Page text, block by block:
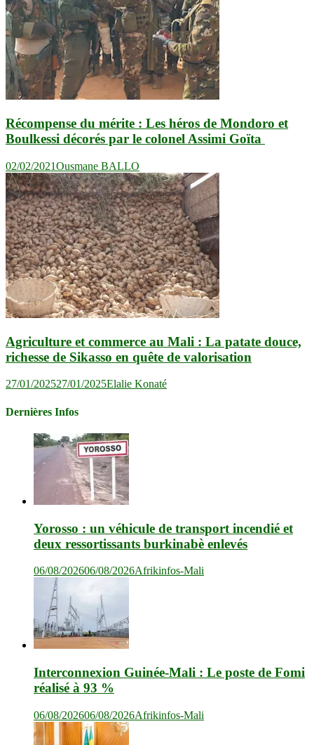
Récompense du mérite : Les héros de Mondoro et
Boulkessi décorés par le colonel Assimi Goïta
02/02/2021Ousmane BALLO
Agriculture et commerce au Mali : La patate douce,
richesse de Sikasso en quête de valorisation
27/01/202527/01/2025Elalie Konaté
Dernières Infos
Yorosso : un véhicule de transport incendié et
deux ressortissants burkinabè enlevés
06/08/202606/08/2026Afrikinfos-Mali
Interconnexion Guinée-Mali : Le poste de Fomi
réalisé à 93 %
06/08/202606/08/2026Afrikinfos-Mali